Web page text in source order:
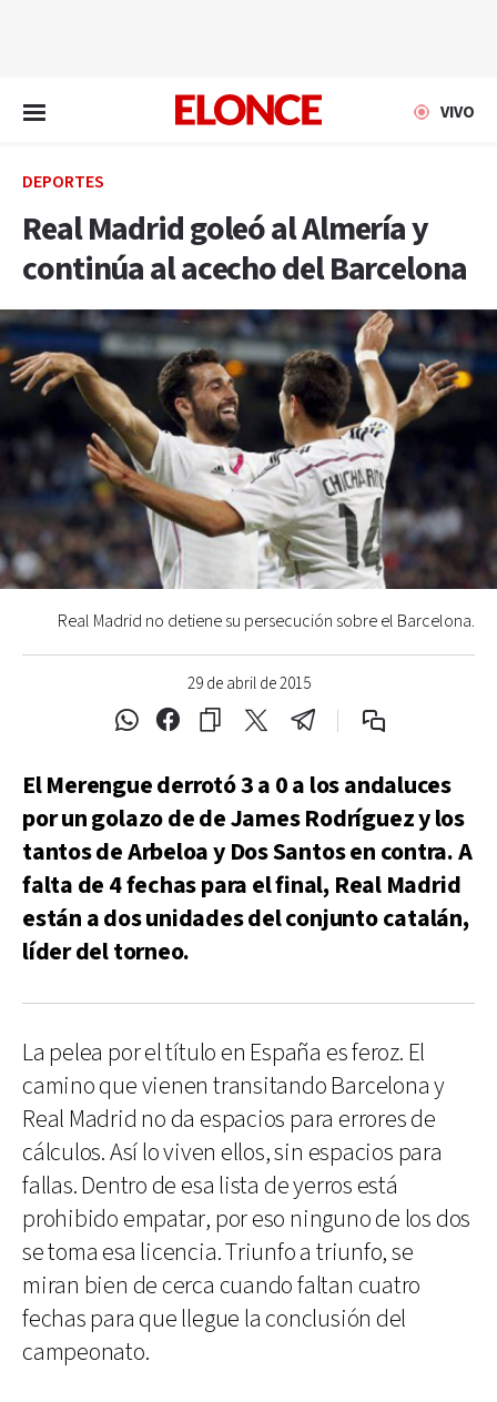
VIVO
DEPORTES
Real Madrid goleó al Almería y
continúa al acecho del Barcelona
29 de abril de 2015
Real Madrid no detiene su persecución sobre el Barcelona.
El Merengue derrotó 3 a 0 a los andaluces
por un golazo de de James Rodríguez y los
tantos de Arbeloa y Dos Santos en contra. A
falta de 4 fechas para el final, Real Madrid
están a dos unidades del conjunto catalán,
líder del torneo.
La pelea por el título en España es feroz. El
camino que vienen transitando Barcelona y
Real Madrid no da espacios para errores de
cálculos. Así lo viven ellos, sin espacios para
fallas. Dentro de esa lista de yerros está
prohibido empatar, por eso ninguno de los dos
se toma esa licencia. Triunfo a triunfo, se
miran bien de cerca cuando faltan cuatro
fechas para que llegue la conclusión del
campeonato.